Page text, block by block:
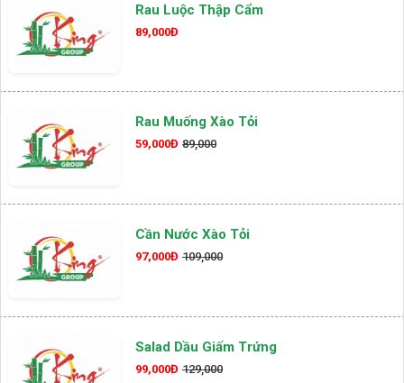
Rau Luộc Thập Cẩm
89,000Đ
Rau Muống Xào Tỏi
59,000Đ 89,000
Cần Nước Xào Tỏi
97,000Đ 109,000
Salad Dầu Giấm Trứng
99,000Đ 129,000